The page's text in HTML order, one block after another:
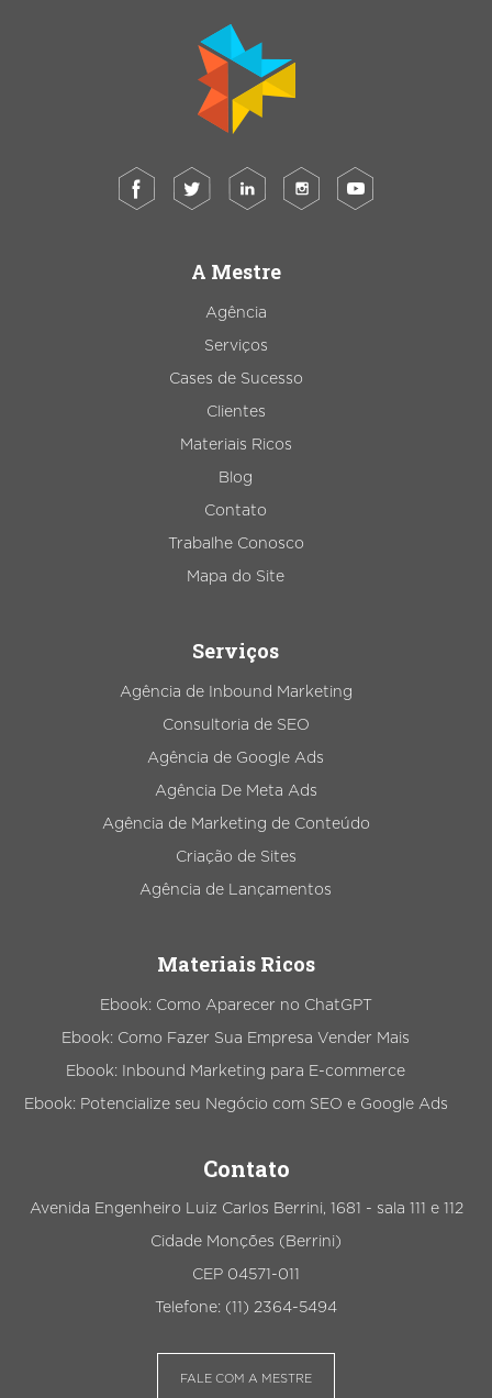
A Mestre
Agência
Serviços
Cases de Sucesso
Clientes
Materiais Ricos
Blog
Contato
Trabalhe Conosco
Mapa do Site
Serviços
Agência de Inbound Marketing
Consultoria de SEO
Agência de Google Ads
Agência De Meta Ads
Agência de Marketing de Conteúdo
Criação de Sites
Agência de Lançamentos
Materiais Ricos
Ebook: Como Aparecer no ChatGPT
Ebook: Como Fazer Sua Empresa Vender Mais
Ebook: Inbound Marketing para E-commerce
Ebook: Potencialize seu Negócio com SEO e Google Ads
Contato
Avenida Engenheiro Luiz Carlos Berrini, 1681 - sala 111 e 112
Cidade Monções (Berrini)
CEP 04571-011
Telefone: (11) 2364-5494
FALE COM A MESTRE